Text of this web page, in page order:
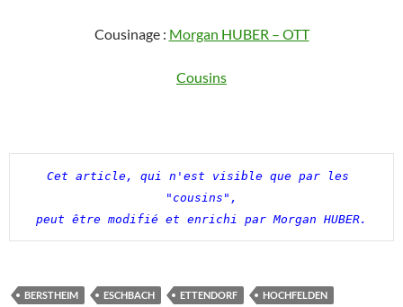
Cousinage : Morgan HUBER – OTT
Cousins
Cet article, qui n'est visible que par les
"cousins",
peut être modifié et enrichi par Morgan HUBER.
BERSTHEIM ESCHBACH ETTENDORF
HOCHFELDEN